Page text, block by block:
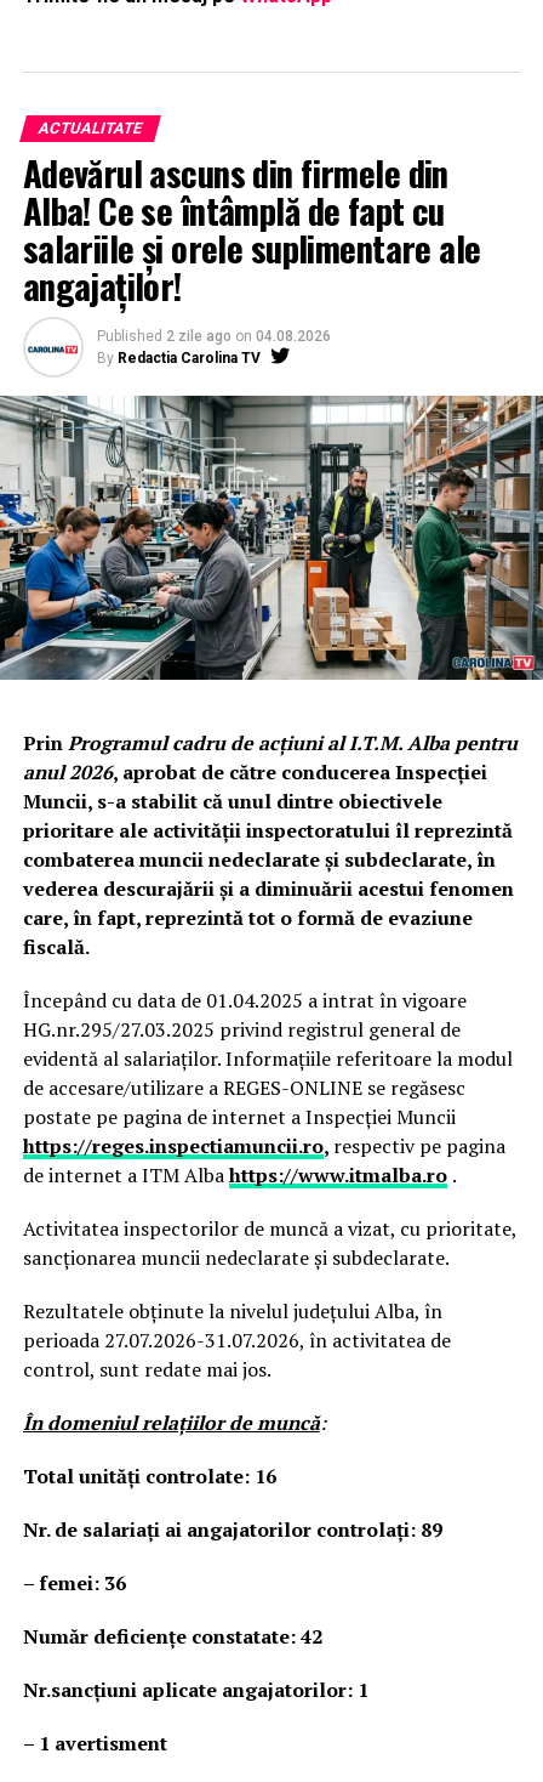
ACTUALITATE
Adevărul ascuns din firmele din
Alba! Ce se întâmplă de fapt cu
salariile și orele suplimentare ale
angajaților!
Published 2 zile ago on 04.08.2026
By Redactia Carolina TV
PrinProgramul cadru de acțiuni al I.T.M. Alba pentru
anul 2026, aprobat de către conducerea Inspecției
Muncii, s-a stabilit că unul dintre obiectivele
prioritare ale activității inspectoratului îl reprezintă
combaterea muncii nedeclarate și subdeclarate, în
vederea descurajării și a diminuării acestui fenomen
care, în fapt, reprezintă tot o formă de evaziune
fiscală.
Începând cu data de 01.04.2025 a intrat în vigoare
HG.nr.295/27.03.2025 privind registrul general de
evidentă al salariaților. Informațiile referitoare la modul
de accesare/utilizare a REGES-ONLINE se regăsesc
postate pe pagina de internet a Inspecției Muncii
https://reges.inspectiamuncii.ro, respectiv pe pagina
de internet a ITM Albahttps://www.itmalba.ro .
Activitatea inspectorilor de muncă a vizat, cu prioritate,
sancționarea muncii nedeclarate și subdeclarate.
Rezultatele obținute la nivelul județului Alba, în
perioada 27.07.2026-31.07.2026, în activitatea de
control, sunt redate mai jos.
În domeniul relaţiilor de muncă:
Total unităţi controlate: 16
Nr. de salariați ai angajatorilor controlați: 89
– femei: 36
Număr deficienţe constatate: 42
Nr.sancțiuni aplicate angajatorilor: 1
–1 avertisment